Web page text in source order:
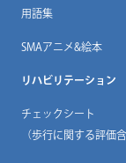
用語集
SMAアニメ&絵本
リハビリテーション
チェックシート
（歩行に関する評価含